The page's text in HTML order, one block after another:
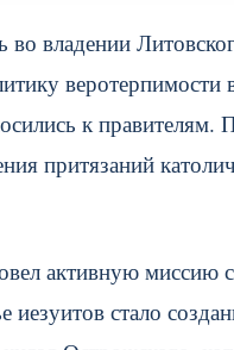
во владении
к
притязаний
активную миссию
иезуитов стало